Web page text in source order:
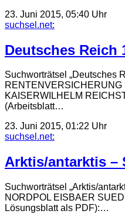
23. Juni 2015, 05:40 Uhr
suchsel.net:
Deutsches Reich
Suchworträtsel „Deutsches
KAISERWILHELM
(Arbeitsblatt…
23. Juni 2015, 01:22 Uhr
suchsel.net:
Arktis/antarktis –
Suchworträtsel „Arktis/
NORDPOL EISBAER
Lösungsblatt als PDF):…